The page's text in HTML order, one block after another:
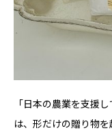
「日本の農業を支援
は、形だけの贈り物